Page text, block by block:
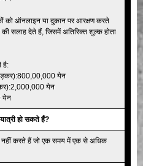
को ऑनलाइन या दुकान पर आरक्षण करते
की सलाह देते हैं, जिसमें अतिरिक्त शुल्क होता
है:
येन
येन
येन
हो सकते हैं?
नहीं करते हैं जो एक समय में एक से अधिक